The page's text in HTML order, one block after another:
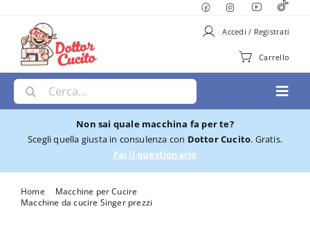
contenuto
Accedi / Registrati
Carrello
Cerca
per:
Macchine per Cucire
Ricamatrici
Non sai quale macchina fa per te?
Scegli quella giusta in consulenza con Dottor Cucito. Gratis.
Fai il questionario
Home
Macchine per Cucire
Macchine da cucire Singer prezzi